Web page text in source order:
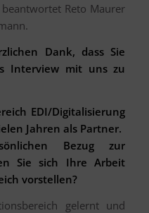
Reto Maurer
Dank, dass Sie
Interview mit uns zu
EDI/Digitalisierung
Jahren als Partner.
Bezug zur
Sie sich Ihre Arbeit
vorstellen?
gelernt und